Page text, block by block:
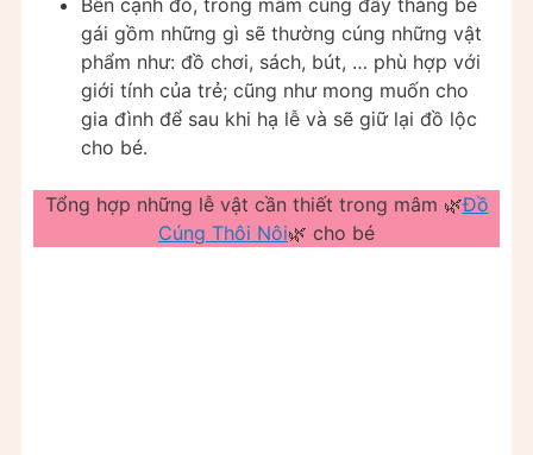
Bên cạnh đó, trong mâm cúng đầy tháng bé
gái gồm những gì sẽ thường cúng những vật
phẩm như: đồ chơi, sách, bút, … phù hợp với
giới tính của trẻ; cũng như mong muốn cho
gia đình để sau khi hạ lễ và sẽ giữ lại đồ lộc
cho bé.
Tổng hợp những lễ vật cần thiết trong mâm 🌿Đồ
Cúng Thôi Nôi🌿 cho bé